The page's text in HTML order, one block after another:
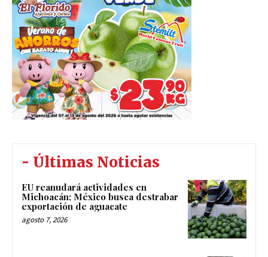
- Últimas Noticias
EU reanudará actividades en
Michoacán; México busca destrabar
exportación de aguacate
agosto 7, 2026